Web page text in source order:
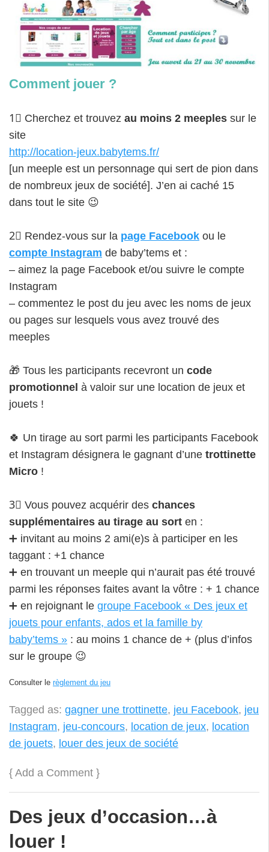
Comment jouer ?
1⃣ Cherchez et trouvez au moins 2 meeples sur le
site
http://location-jeux.babytems.fr/
[un meeple est un personnage qui sert de pion dans
de nombreux jeux de société]. J’en ai caché 15
dans tout le site 😉
2⃣ Rendez-vous sur la page Facebook ou le
compte Instagram de baby’tems et :
– aimez la page Facebook et/ou suivre le compte
Instagram
– commentez le post du jeu avec les noms de jeux
ou pages sur lesquels vous avez trouvé des
meeples
🎁 Tous les participants recevront un code
promotionnel à valoir sur une location de jeux et
jouets !
🍀 Un tirage au sort parmi les participants Facebook
et Instagram désignera le gagnant d’une trottinette
Micro !
3⃣ Vous pouvez acquérir des chances
supplémentaires au tirage au sort en :
➕ invitant au moins 2 ami(e)s à participer en les
taggant : +1 chance
➕ en trouvant un meeple qui n’aurait pas été trouvé
parmi les réponses faites avant la vôtre : + 1 chance
➕ en rejoignant le groupe Facebook « Des jeux et
jouets pour enfants, ados et la famille by
baby’tems » : au moins 1 chance de + (plus d’infos
sur le groupe 😉
Consulter le règlement du jeu
Tagged as: gagner une trottinette, jeu Facebook, jeu
Instagram, jeu-concours, location de jeux, location
de jouets, louer des jeux de société
{ Add a Comment }
Des jeux d’occasion…à
louer !